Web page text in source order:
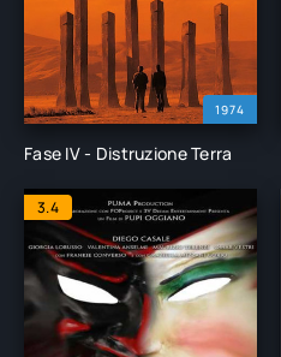
1974
Fase IV - Distruzione Terra
3.4